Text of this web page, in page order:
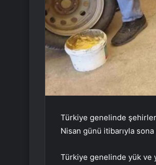
Türkiye genelinde
Nisan günü itibarıyla
Türkiye genelinde yük ve